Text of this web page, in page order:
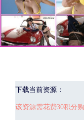
下载当前资源：
该资源需花费30积分